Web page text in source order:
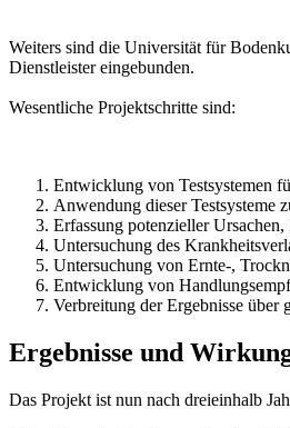
Weiters sind die Universität für
Dienstleister eingebunden.
Wesentliche Projektschritte sind:
Entwicklung von Testsystemen
Anwendung dieser Testsysteme
Erfassung potenzieller
Untersuchung des
Untersuchung von Ernte-,
Entwicklung von
Verbreitung der Ergebnisse über
Ergebnisse und
Das Projekt ist nun nach dreieinhalb